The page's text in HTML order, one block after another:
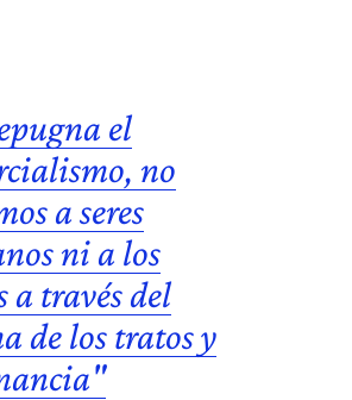
el
no
a seres
ni a los
a través del
de los tratos y